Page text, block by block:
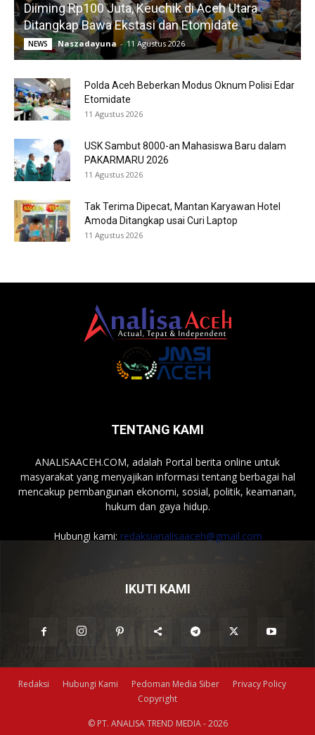
Diiming Rp100 Juta, Keuchik di Aceh Utara
Ditangkap Bawa Ekstasi dan Etomidate
NEWS Naszadayuna - 11 Agustus 2026
Polda Aceh Beberkan Modus Oknum Polisi Edar
Etomidate
11 Agustus 2026
USK Sambut 8000-an Mahasiswa Baru dalam
PAKARMARU 2026
11 Agustus 2026
Tak Terima Dipecat, Mantan Karyawan Hotel
Amoda Ditangkap usai Curi Laptop
11 Agustus 2026
TENTANG KAMI
ANALISAACEH.COM, adalah Portal berita online untuk
masyarakat yang menyajikan informasi tentang berbagai hal
mencakup pembangunan ekonomi, sosial, politik, keamanan,
hukum dan gaya hidup.
Hubungi kami: redaksianalisaaceh@gmail.com
IKUTI KAMI
Redaksi Hubungi Kami Pedoman Media Siber
Privacy Policy
Copyright
© PT. ANALISA TREND MEDIA - 2026